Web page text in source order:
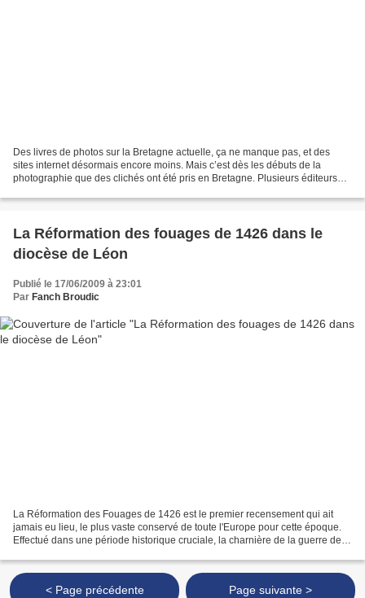
Des livres de photos sur la Bretagne actuelle, ça ne manque pas, et des
sites internet désormais encore moins. Mais c’est dès les débuts de la
photographie que des clichés ont été pris en Bretagne. Plusieurs éditeurs
La Réformation des fouages de 1426 dans le
diocèse de Léon
Publié le 17/06/2009 à 23:01
Par Fanch Broudic
La Réformation des Fouages de 1426 est le premier recensement qui ait
jamais eu lieu, le plus vaste conservé de toute l'Europe pour cette époque.
Effectué dans une période historique cruciale, la charnière de la guerre de
< Page précédente Page suivante >